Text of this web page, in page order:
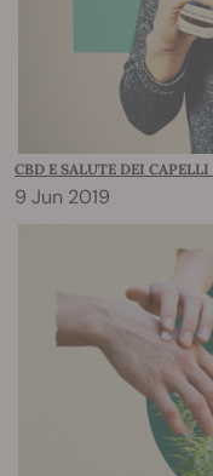
CBD E SALUTE DEI
9 Jun 2019